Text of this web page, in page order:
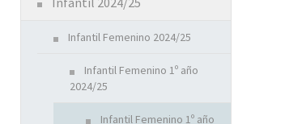
Infantil Femenino 2024/25
Infantil Femenino 1º año
2024/25
Infantil Femenino 1º año